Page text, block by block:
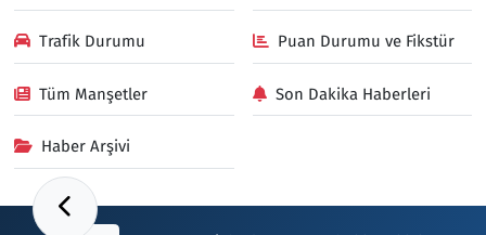
Trafik Durumu Puan Durumu ve Fikstür
Tüm Manşetler Son Dakika Haberleri
Haber Arşivi